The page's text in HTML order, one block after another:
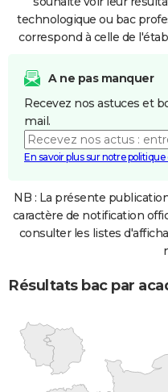
technologique ou bac
correspond à celle de
A ne pas manquer
Recevez nos astuces et
mail.
En savoir plus sur notre
NB : La présente
caractère de notification
consulter les listes
Résultats bac par